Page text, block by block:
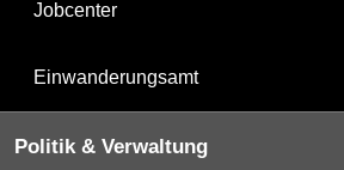
Jobcenter
Einwanderungsamt
Politik & Verwaltung